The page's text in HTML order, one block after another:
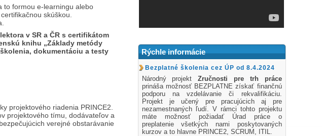
to formou e-learningu alebo
skúškou.
v SR a ČR s certifikátom
knihu „Základy metódy
dokumentáciu a testy
projektového riadenia PRINCE2.
projektového tímu, dodávateľov a
verejné obstarávanie
Rýchle informácie
Bezplatné školenia cez ÚP od 8.4.2024
Národný projektZručnosti pre trh práce
prináša možnosť BEZPLATNE získať finančnú
podporu na vzdelávanie či rekvalifikáciu.
Projekt je učený pre pracujúcich aj pre
nezamestnaných ľudí. V rámci tohto projektu
máte možnosť požiadať Úrad práce o
preplatenie všetkých nami poskytovaných
kurzov a to hlavne PRINCE2, SCRUM, ITIL.